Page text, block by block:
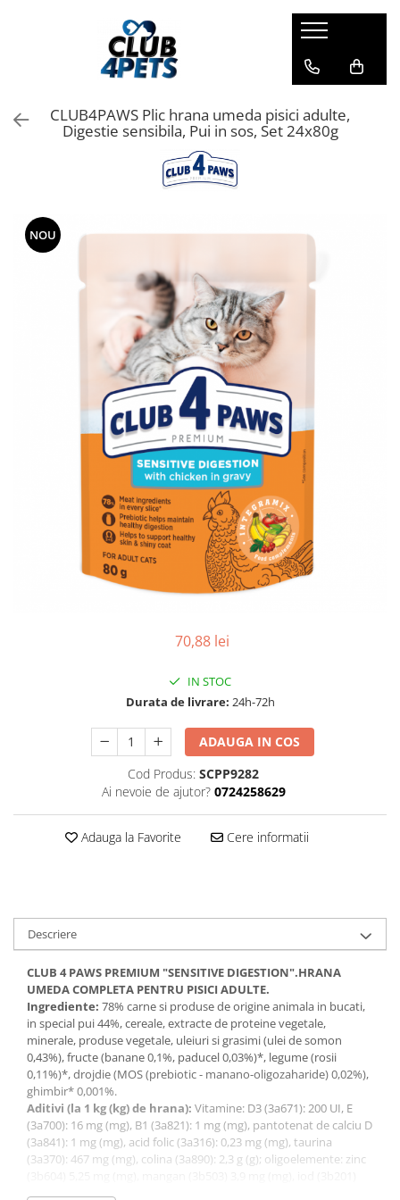
Hrana umeda
Hrana uscata
Igiena&Cosmetica
Odorizante pentru litiera
CLUB4PAWS Plic hrana umeda pisici adulte,
Digestie sensibila, Pui in sos, Set 24x80g
NOU
70,88 lei
IN STOC
Durata de livrare: 24h-72h
ADAUGA IN COS
Cod Produs: SCPP9282
Ai nevoie de ajutor? 0724258629
Adauga la Favorite Cere informatii
Descriere
CLUB 4 PAWS PREMIUM "SENSITIVE DIGESTION".HRANA
UMEDA COMPLETA PENTRU PISICI ADULTE.
Ingrediente: 78% carne si produse de origine animala in bucati,
in special pui 44%, cereale, extracte de proteine vegetale,
minerale, produse vegetale, uleiuri si grasimi (ulei de somon
0,43%), fructe (banane 0,1%, paducel 0,03%)*, legume (rosii
0,11%)*, drojdie (MOS (prebiotic - manano-oligozaharide) 0,02%),
ghimbir* 0,001%.
Aditivi (la 1 kg (kg) de hrana): Vitamine: D3 (3a671): 200 UI, E
(3a700): 16 mg (mg), B1 (3a821): 1 mg (mg), pantotenat de calciu D
(3a841): 1 mg (mg), acid folic (3a316): 0,23 mg (mg), taurina
(3a370): 467 mg (mg), colina (3a890): 2,3 g (g); oligoelemente: zinc
0,8 mg (mg), seleniu (3b801) 0,25 μg (µg). *Ingrediente naturale,